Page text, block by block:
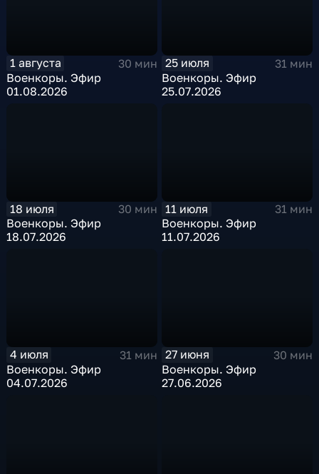
1 августа
30 мин
Военкоры. Эфир
01.08.2026
25 июля
31 мин
Военкоры. Эфир
25.07.2026
18 июля
30 мин
Военкоры. Эфир
18.07.2026
11 июля
31 мин
Военкоры. Эфир
11.07.2026
4 июля
31 мин
Военкоры. Эфир
04.07.2026
27 июня
30 мин
Военкоры. Эфир
27.06.2026